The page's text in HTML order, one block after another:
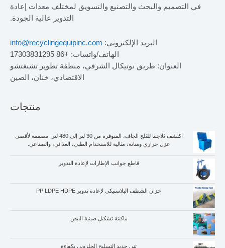
في التصميم والبحث والتصنيع والتسويق لمختلف معدات إعادة
التدوير عالية الجودة.
البريد الإلكتروني: info@recyclingequipinc.com
الهاتف/واتساب: +86 17303831295
العنوان: طريق نوتيكال الشرقي، منطقة تطوير تشنغتشو
الاقتصادي، خنان، الصين
منتجات
اكتشف ثلاجتنا للثلج الجاف، المتوفرة من 30 لتر إلى 480 لتر. مصممة لأقصى
عزل حراري ومتانة، مثالية للاستخدام الطبي، الغذائي، والصناعي.
قاطع جوانب الإطارات لإعادة التدوير
خزان الشطف البلاستيكي لإعادة تدوير PP LDPE HDPE
ماكينة تشكيل صينية البيض
ثني حديد التسليح الحلزوني بكفاءة